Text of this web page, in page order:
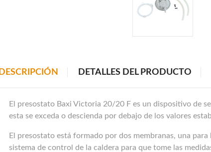
DETALLES DEL PRODUCTO
El presostato Baxi Victoria 20/20 F es un dispositivo de
esta se exceda o descienda por debajo de los valores
El presostato está formado por dos membranas, una
sistema de control de la caldera para que tome las